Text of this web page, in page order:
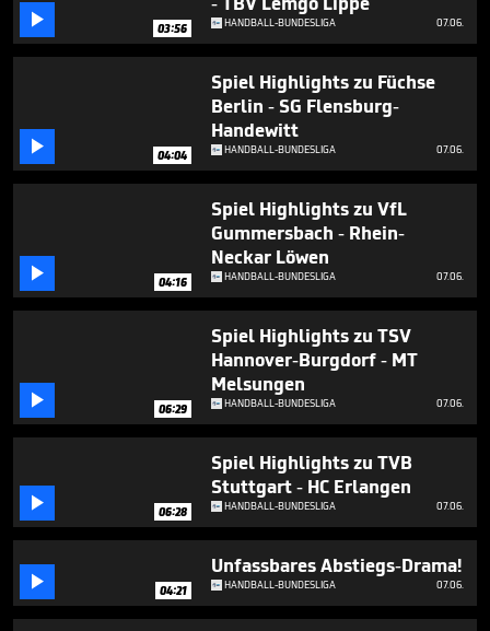
minutes,
seconds
 03:56 HANDBALL-BUNDESLIGA 07.06.
 04:04
Spiel Highlights zu Füchse
Berlin - SG Flensburg-
Handewitt
HANDBALL-BUNDESLIGA 07.06.
 04:16
Spiel Highlights zu VfL
Gummersbach - Rhein-
Neckar Löwen
HANDBALL-BUNDESLIGA 07.06.
 06:29
Spiel Highlights zu TSV
Hannover-Burgdorf - MT
Melsungen
HANDBALL-BUNDESLIGA 07.06.
 06:28
Spiel Highlights zu TVB
Stuttgart - HC Erlangen
HANDBALL-BUNDESLIGA 07.06.
 04:21
Unfassbares Abstiegs-Drama!
HANDBALL-BUNDESLIGA 07.06.